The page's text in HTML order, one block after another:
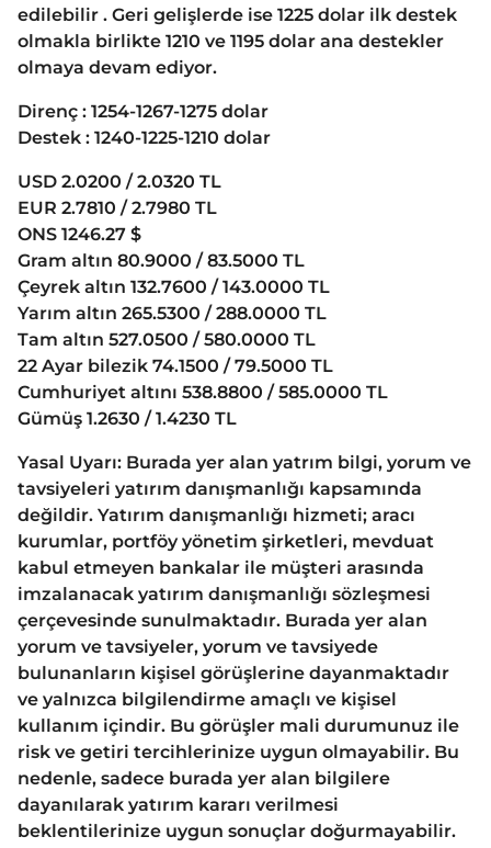
edilebilir . Geri gelişlerde ise 1225 dolar ilk destek
olmakla birlikte 1210 ve 1195 dolar ana destekler
olmaya devam ediyor.
Direnç : 1254-1267-1275 dolar
Destek : 1240-1225-1210 dolar
USD 2.0200 / 2.0320 TL
EUR 2.7810 / 2.7980 TL
ONS 1246.27 $
Gram altın 80.9000 / 83.5000 TL
Çeyrek altın 132.7600 / 143.0000 TL
Yarım altın 265.5300 / 288.0000 TL
Tam altın 527.0500 / 580.0000 TL
22 Ayar bilezik 74.1500 / 79.5000 TL
Cumhuriyet altını 538.8800 / 585.0000 TL
Gümüş 1.2630 / 1.4230 TL
Yasal Uyarı: Burada yer alan yatrım bilgi, yorum ve
tavsiyeleri yatırım danışmanlığı kapsamında
değildir. Yatırım danışmanlığı hizmeti; aracı
kurumlar, portföy yönetim şirketleri, mevduat
kabul etmeyen bankalar ile müşteri arasında
imzalanacak yatırım danışmanlığı sözleşmesi
çerçevesinde sunulmaktadır. Burada yer alan
yorum ve tavsiyeler, yorum ve tavsiyede
bulunanların kişisel görüşlerine dayanmaktadır
ve yalnızca bilgilendirme amaçlı ve kişisel
kullanım içindir. Bu görüşler mali durumunuz ile
risk ve getiri tercihlerinize uygun olmayabilir. Bu
nedenle, sadece burada yer alan bilgilere
dayanılarak yatırım kararı verilmesi
beklentilerinize uygun sonuçlar doğurmayabilir.